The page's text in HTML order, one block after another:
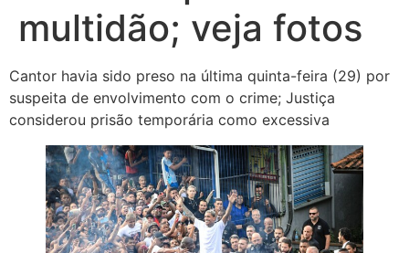
multidão; veja fotos
Cantor havia sido preso na última quinta-feira (29) por
suspeita de envolvimento com o crime; Justiça
considerou prisão temporária como excessiva